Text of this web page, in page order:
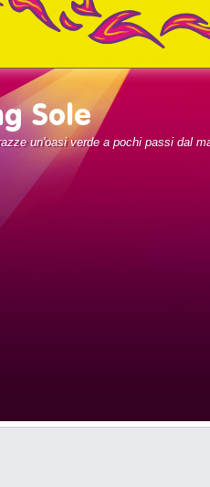
un'oasi verde a pochi passi dal